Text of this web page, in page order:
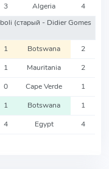
3 Algeria
4
(старый - Didier Gomes
1 Botswana 2
1 Mauritania 2
0 Cape Verde 1
1 Botswana 1
4 Egypt 4